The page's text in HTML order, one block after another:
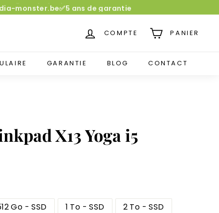
monster.be✅5 ans de garantie
COMPTE PANIER
GARANTIE BLOG CONTACT
X13 Yoga i5
Go - SSD 1 To - SSD 2 To - SSD